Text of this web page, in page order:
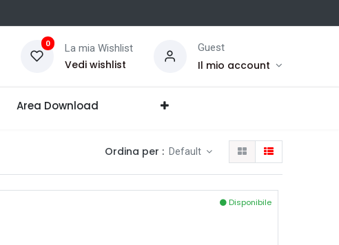
0 La mia Wishlist
Vedi wishlist
Guest
Il mio account
Area Download
Ordina per : Default
Disponibile